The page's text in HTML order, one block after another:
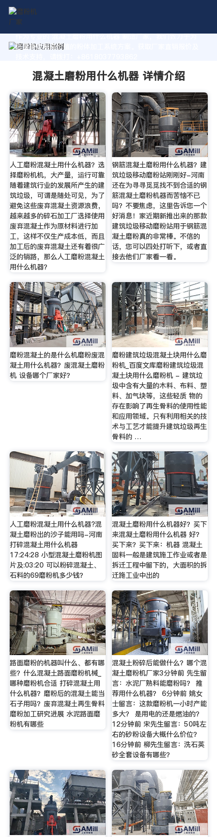
作为专业的 混凝土磨粉用什么机器 制造厂家，我们致力于为
您量身定制高价值的粉体加工系统方案。获取厂家直销报价及
混凝土磨粉用什么机器 详情介绍
人工磨粉混凝土用什么机器？选
择磨粉机机，大产量，运行可靠
随着建筑行业的发展所产生的建
筑垃圾，可谓是随处可见，为了
避免这些废弃混凝土资源浪费，
越来越多的碎石加工厂选择使用
废弃混凝土作为原材料进行加
工，这样不仅生产成本低，而且
加工后的废弃混凝土还有着很广
泛的销路，那么人工磨粉混凝土
用什么机器？
钢筋混凝土磨粉用什么机器？建
筑垃圾移动磨粉站刚刚好-河南
还在为寻寻觅觅找不到合适的钢
筋混凝土磨粉机器而苦恼不已
吗？不要焦虑，这里告诉您一个
好消息！家近期新推出来的那款
建筑垃圾移动磨粉站用于钢筋混
凝土磨粉真的非常棒。不信的
话，您可以四处打听下，或者直
接去他们厂家看一看。
磨粉混凝土的是什么机磨粉废混
凝土用什么机器？废混凝土磨粉
机 设备哪个厂家好？
磨粉建筑垃圾混凝土块用什么磨
粉机_百度文库磨粉建筑垃圾混
凝土块用什么磨粉机 - 建筑垃
圾中含有大量的木料、布料、塑
料、加气块等，这些轻质 物的
存在影响了再生骨料的使用性能
和应用领域。只有利用相关的技
术与工艺才能提升建筑垃圾再生
骨料的 …
人工磨粉混凝土用什么机器?混
凝土磨粉出的沙子能用吗-河南
打碎混凝土用什么机器
17:24:28 小型混凝土磨粉机图
片及:03:20 可以粉碎混凝土、
石料的69磨粉机多少钱？
混凝土磨粉用什么机器好？买下
来混凝土磨粉用什么机器 好？
买下来？买下来：机器 混凝土
固料一般是建筑施工作业或者是
拆迁工程中留下的，大面积的拆
迁施工业中出的
路面磨粉的机器叫什么、都有哪
些？什么混凝土路面磨粉机械_
哪种磨粉机合适 打碎混凝土用
什么机器？磨粉后的混凝土能当
石子用吗？废弃混凝土再生骨料
磨粉加工研究进展 水泥路面磨
粉机有哪些
混凝土粉碎后能做什么？哪个混
凝土磨粉机厂家3分钟前 先生留
言：水泥厂熟料能磨粉吗？ 推
荐用什么机器？ 6分钟前 姚女
士留言：这款磨粉机一小时产能
多大？ 是用电的还是燃油的？
12分钟前 宋先生留言：50吨左
右的砂粉设备大概什么价位？
16分钟前 柳先生留言：洗石英
砂全套设备有哪些？